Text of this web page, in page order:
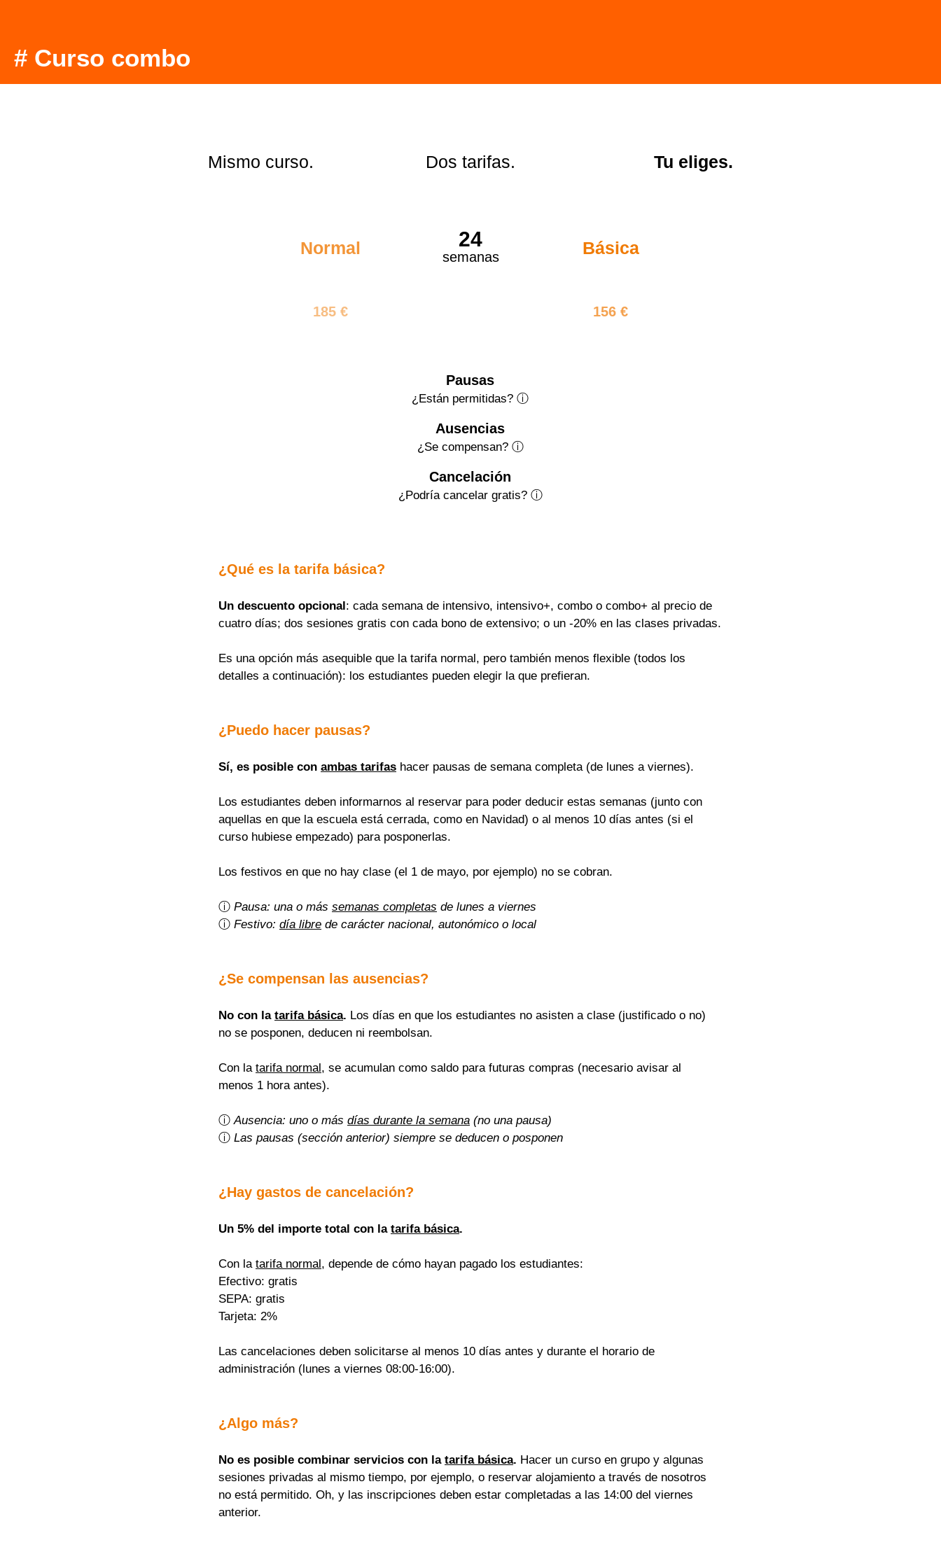
# Curso combo
Mismo curso. Dos tarifas. Tu eliges.
24
semanas
Normal Básica
185 € 156 €
Pausas
¿Están permitidas? ⓘ
Ausencias
¿Se compensan? ⓘ
Cancelación
¿Podría cancelar gratis?ⓘ
¿Qué es la tarifa básica?
Un descuento opcional: cada semana de intensivo, intensivo+, combo o combo+ al precio de
cuatro días; dos sesiones gratis con cada bono de extensivo; o un -20% en las clases privadas.
Es una opción más asequible que la tarifa normal, pero también menos flexible (todos los
detalles a continuación): los estudiantes pueden elegir la que prefieran.
¿Puedo hacer pausas?
Sí, es posible con ambas tarifas hacer pausas de semana completa (de lunes a viernes).
Los estudiantes deben informarnos al reservar para poder deducir estas semanas (junto con
aquellas en que la escuela está cerrada, como en Navidad) o al menos 10 días antes (si el
curso hubiese empezado) para posponerlas.
Los festivos en que no hay clase (el 1 de mayo, por ejemplo) no se cobran.
ⓘ Pausa: una o más semanas completas de lunes a viernes
ⓘ Festivo: día libre de carácter nacional, autonómico o local
¿Se compensan las ausencias?
No con la tarifa básica. Los días en que los estudiantes no asisten a clase (justificado o no)
no se posponen, deducen ni reembolsan.
Con la tarifa normal, se acumulan como saldo para futuras compras (necesario avisar al
menos 1 hora antes).
ⓘ Ausencia: uno o más días durante la semana (no una pausa)
ⓘ Las pausas (sección anterior) siempre se deducen o posponen
¿Hay gastos de cancelación?
Un 5% del importe total con la tarifa básica.
Con la tarifa normal, depende de cómo hayan pagado los estudiantes:
Efectivo: gratis
SEPA: gratis
Tarjeta: 2%
Las cancelaciones deben solicitarse al menos 10 días antes y durante el horario de
administración (lunes a viernes 08:00-16:00).
¿Algo más?
No es posible combinar servicios con la tarifa básica. Hacer un curso en grupo y algunas
sesiones privadas al mismo tiempo, por ejemplo, o reservar alojamiento a través de nosotros
no está permitido. Oh, y las inscripciones deben estar completadas a las 14:00 del viernes
anterior.